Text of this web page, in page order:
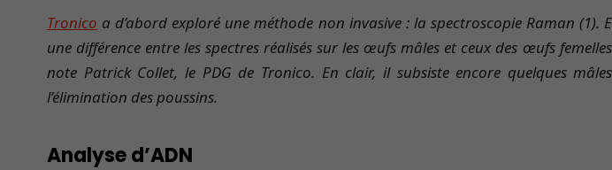
Tronico a d’abord exploré une méthode non invasive : la spectroscopie Raman
une différence entre les spectres réalisés sur les œufs mâles et ceux des œufs
note Patrick Collet, le PDG de Tronico. En clair, il subsiste encore quelques
l’élimination des poussins.
Analyse d’ADN